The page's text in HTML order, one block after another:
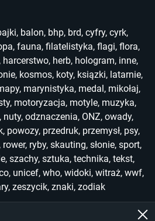
, balon, bhp, brd, cyfry, cyrk,
, fauna, filatelistyka, flagi, flora,
harcerstwo, herb, hologram, inne,
, kosmos, koty, ksiązki, latarnie,
, marynistyka, medal, mikołaj,
, motoryzacja, motyle, muzyka,
, nuty, odznaczenia, ONZ, owady,
, powozy, przedruk, przemysł, psy,
rower, ryby, skauting, słonie, sport,
, szachy, sztuka, technika, tekst,
, unicef, who, widoki, witraż, wwf,
, zeszycik, znaki, zodiak